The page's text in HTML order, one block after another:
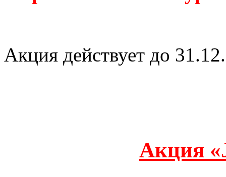
Акция действует до
Акция «